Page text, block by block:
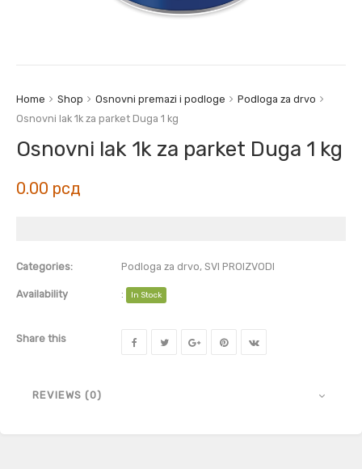
Home Shop Osnovni premazi i podloge
Podloga za drvo
Osnovni lak 1k za parket Duga 1 kg
Osnovni lak 1k za parket Duga 1 kg
0.00 рсд
Categories: Podloga za drvo, SVI PROIZVODI
Availability : In Stock
Share this
REVIEWS (0)